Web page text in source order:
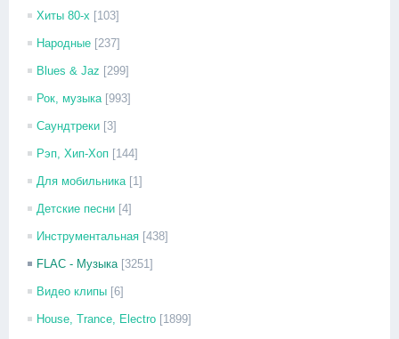
Хиты 80-х [103]
Народные [237]
Blues & Jaz [299]
Рок, музыка [993]
Саундтреки [3]
Рэп, Хип-Хоп [144]
Для мобильника [1]
Детские песни [4]
Инструментальная [438]
FLAC - Музыка [3251]
Видео клипы [6]
House, Trance, Electro [1899]